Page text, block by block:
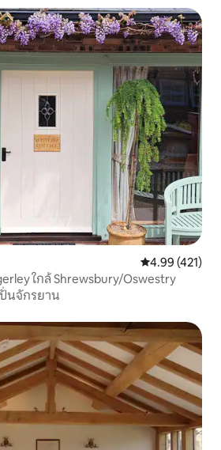
คะแนนเฉลี่ย
4.99 (421)
ใกล้ Shrewsbury/Oswestry
ปั่นจักรยาน